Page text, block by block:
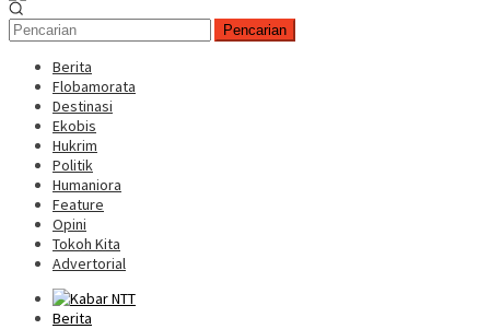
Pencarian
Berita
Flobamorata
Destinasi
Ekobis
Hukrim
Politik
Humaniora
Feature
Opini
Tokoh Kita
Advertorial
Berita